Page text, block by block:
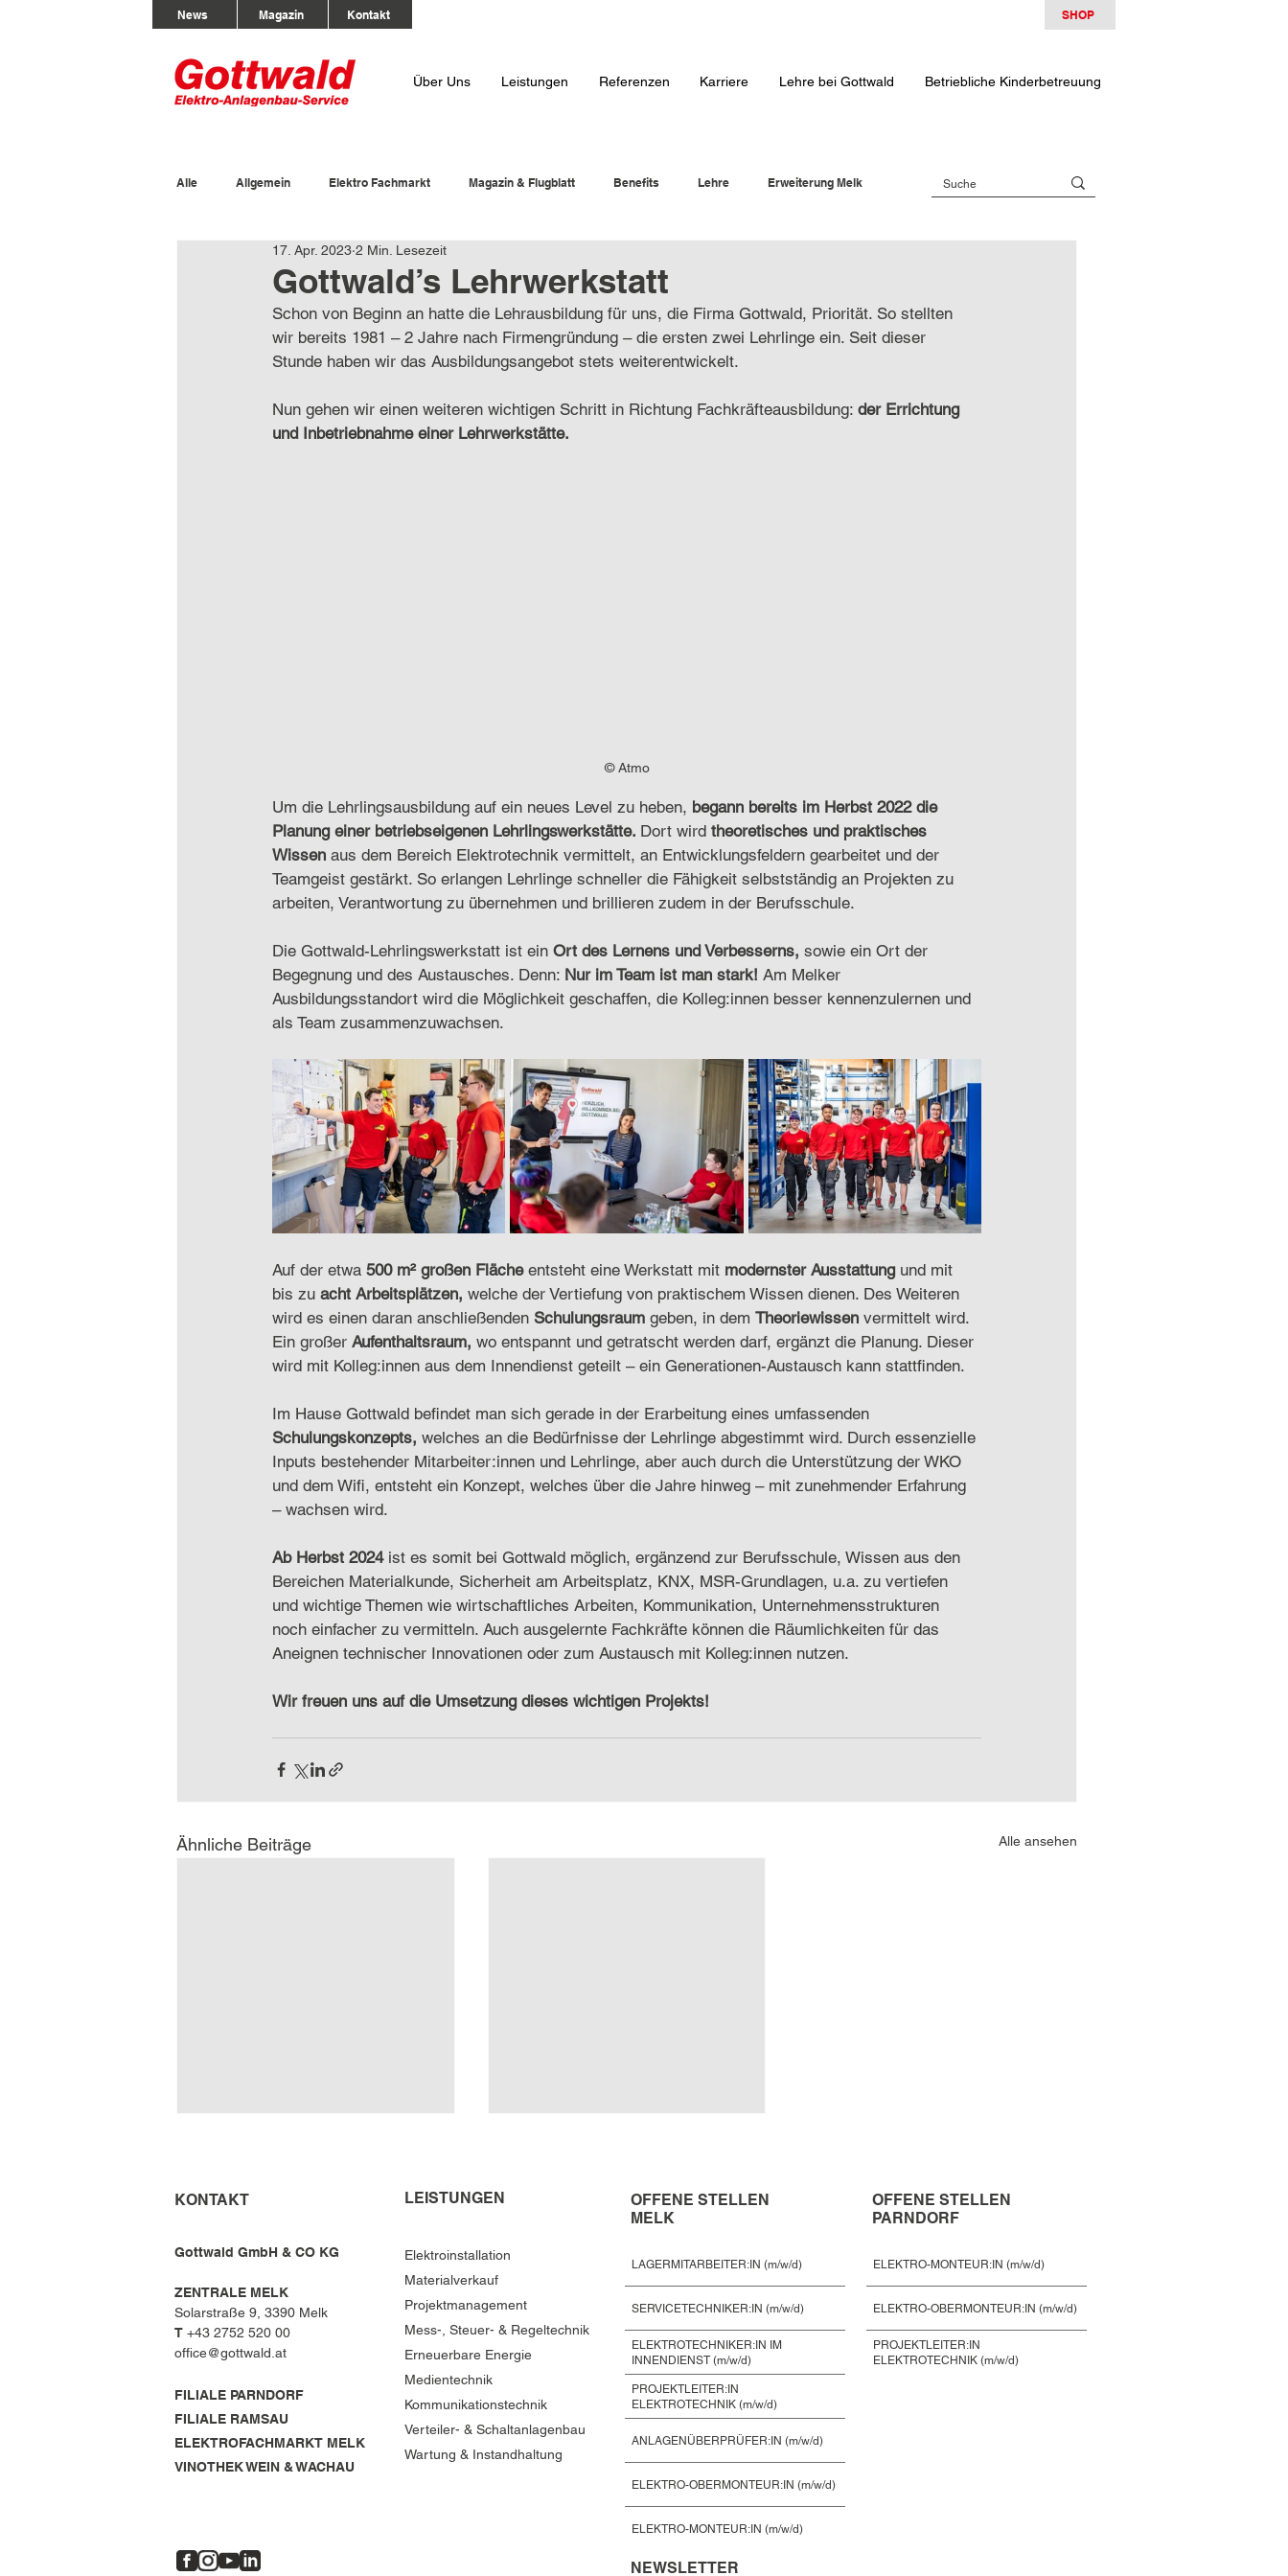
SHOP
Magazin
News Kontakt
Über Uns Leistungen Referenzen Karriere Lehre bei Gottwald Betriebliche Kinderbetreuung
Alle Allgemein Elektro Fachmarkt Magazin & Flugblatt Benefits Lehre Erweiterung Melk
Gottwald’s Lehrwerkstatt
17. Apr. 2023 2 Min. Lesezeit
Schon von Beginn an hatte die Lehrausbildung für uns, die Firma Gottwald, Priorität. So stellten
wir bereits 1981 – 2 Jahre nach Firmengründung – die ersten zwei Lehrlinge ein. Seit dieser
Stunde haben wir das Ausbildungsangebot stets weiterentwickelt.
Nun gehen wir einen weiteren wichtigen Schritt in Richtung Fachkräfteausbildung: der Errichtung
und Inbetriebnahme einer Lehrwerkstätte.
© Atmo
Um die Lehrlingsausbildung auf ein neues Level zu heben, begann bereits im Herbst 2022 die
Planung einer betriebseigenen Lehrlingswerkstätte. Dort wird theoretisches und praktisches
Wissen aus dem Bereich Elektrotechnik vermittelt, an Entwicklungsfeldern gearbeitet und der
Teamgeist gestärkt. So erlangen Lehrlinge schneller die Fähigkeit selbstständig an Projekten zu
arbeiten, Verantwortung zu übernehmen und brillieren zudem in der Berufsschule.
Die Gottwald-Lehrlingswerkstatt ist ein Ort des Lernens und Verbesserns, sowie ein Ort der
Begegnung und des Austausches. Denn: Nur im Team ist man stark! Am Melker
Ausbildungsstandort wird die Möglichkeit geschaffen, die Kolleg:innen besser kennenzulernen und
als Team zusammenzuwachsen.
Auf der etwa 500 m² großen Fläche entsteht eine Werkstatt mit modernster Ausstattung und mit
bis zu acht Arbeitsplätzen, welche der Vertiefung von praktischem Wissen dienen. Des Weiteren
wird es einen daran anschließenden Schulungsraum geben, in dem Theoriewissen vermittelt wird.
Ein großer Aufenthaltsraum, wo entspannt und getratscht werden darf, ergänzt die Planung. Dieser
wird mit Kolleg:innen aus dem Innendienst geteilt – ein Generationen-Austausch kann stattfinden.
Im Hause Gottwald befindet man sich gerade in der Erarbeitung eines umfassenden
Schulungskonzepts, welches an die Bedürfnisse der Lehrlinge abgestimmt wird. Durch essenzielle
Inputs bestehender Mitarbeiter:innen und Lehrlinge, aber auch durch die Unterstützung der WKO
und dem Wifi, entsteht ein Konzept, welches über die Jahre hinweg – mit zunehmender Erfahrung
– wachsen wird.
Ab Herbst 2024 ist es somit bei Gottwald möglich, ergänzend zur Berufsschule, Wissen aus den
Bereichen Materialkunde, Sicherheit am Arbeitsplatz, KNX, MSR-Grundlagen, u.a. zu vertiefen
und wichtige Themen wie wirtschaftliches Arbeiten, Kommunikation, Unternehmensstrukturen
noch einfacher zu vermitteln. Auch ausgelernte Fachkräfte können die Räumlichkeiten für das
Aneignen technischer Innovationen oder zum Austausch mit Kolleg:innen nutzen.
Wir freuen uns auf die Umsetzung dieses wichtigen Projekts!
Ähnliche Beiträge Alle ansehen
Bester Ausbildungsbetrieb
in Österreich
Frauen in der Technik
KONTAKT LEISTUNGEN
OFFENE STELLEN
MELK
OFFENE STELLEN
PARNDORF
Gottwald GmbH & CO KG
ZENTRALE MELK
Solarstraße 9, 3390 Melk
T +43 2752 520 00
office@gottwald.at
FILIALE PARNDORF
FILIALE RAMSAU
ELEKTROFACHMARKT MELK
VINOTHEK WEIN & WACHAU
Elektroinstallation
Materialverkauf
Projektmanagement
Mess-, Steuer- & Regeltechnik
Erneuerbare Energie
Medientechnik
Kommunikationstechnik
Verteiler- & Schaltanlagenbau
Wartung & Instandhaltung
LAGERMITARBEITER:IN (m/w/d)
SERVICETECHNIKER:IN (m/w/d)
ELEKTROTECHNIKER:IN IM
INNENDIENST (m/w/d)
PROJEKTLEITER:IN
ELEKTROTECHNIK (m/w/d)
ANLAGENÜBERPRÜFER:IN (m/w/d)
ELEKTRO-OBERMONTEUR:IN (m/w/d)
ELEKTRO-MONTEUR:IN (m/w/d)
ELEKTRO-MONTEUR:IN (m/w/d)
ELEKTRO-OBERMONTEUR:IN (m/w/d)
PROJEKTLEITER:IN
ELEKTROTECHNIK (m/w/d)
NEWSLETTER